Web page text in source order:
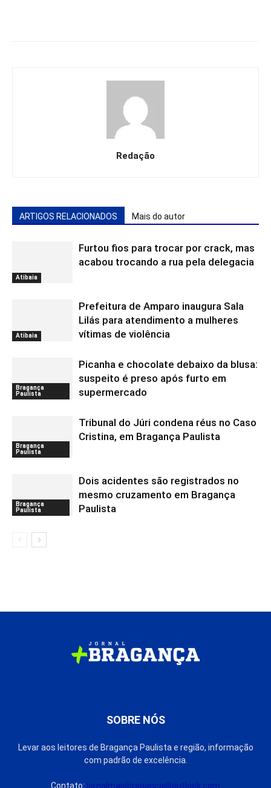
Redação
ARTIGOS RELACIONADOS Mais do autor
Atibaia
Furtou fios para trocar por crack, mas
acabou trocando a rua pela delegacia
Atibaia
Prefeitura de Amparo inaugura Sala
Lilás para atendimento a mulheres
vítimas de violência
Bragança
Paulista
Picanha e chocolate debaixo da blusa:
suspeito é preso após furto em
supermercado
Bragança
Paulista
Tribunal do Júri condena réus no Caso
Cristina, em Bragança Paulista
Bragança
Paulista
Dois acidentes são registrados no
mesmo cruzamento em Bragança
Paulista
SOBRE NÓS
Levar aos leitores de Bragança Paulista e região, informação
com padrão de excelência.
Contato: jornalmaisbraganca@outlook.com